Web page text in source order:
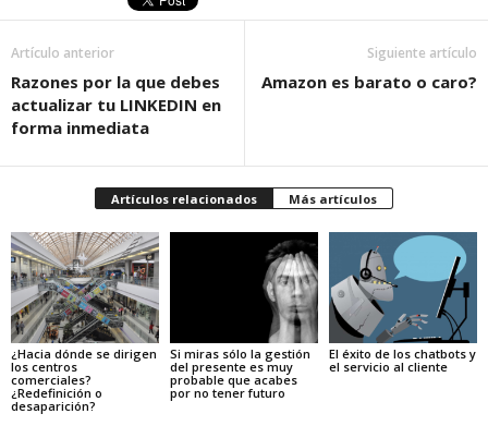
Artículo anterior
Razones por la que debes
actualizar tu LINKEDIN en
forma inmediata
Siguiente artículo
Amazon es barato o caro?
Artículos relacionados Más artículos
¿Hacia dónde se dirigen
los centros
comerciales?
¿Redefinición o
desaparición?
Si miras sólo la gestión
del presente es muy
probable que acabes
por no tener futuro
El éxito de los chatbots y
el servicio al cliente